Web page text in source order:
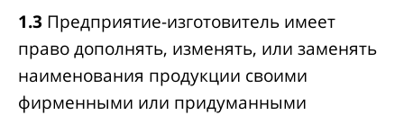
1.3 Предприятие-изготовитель имеет
право дополнять, изменять, или заменять
наименования продукции своими
фирменными или придуманными